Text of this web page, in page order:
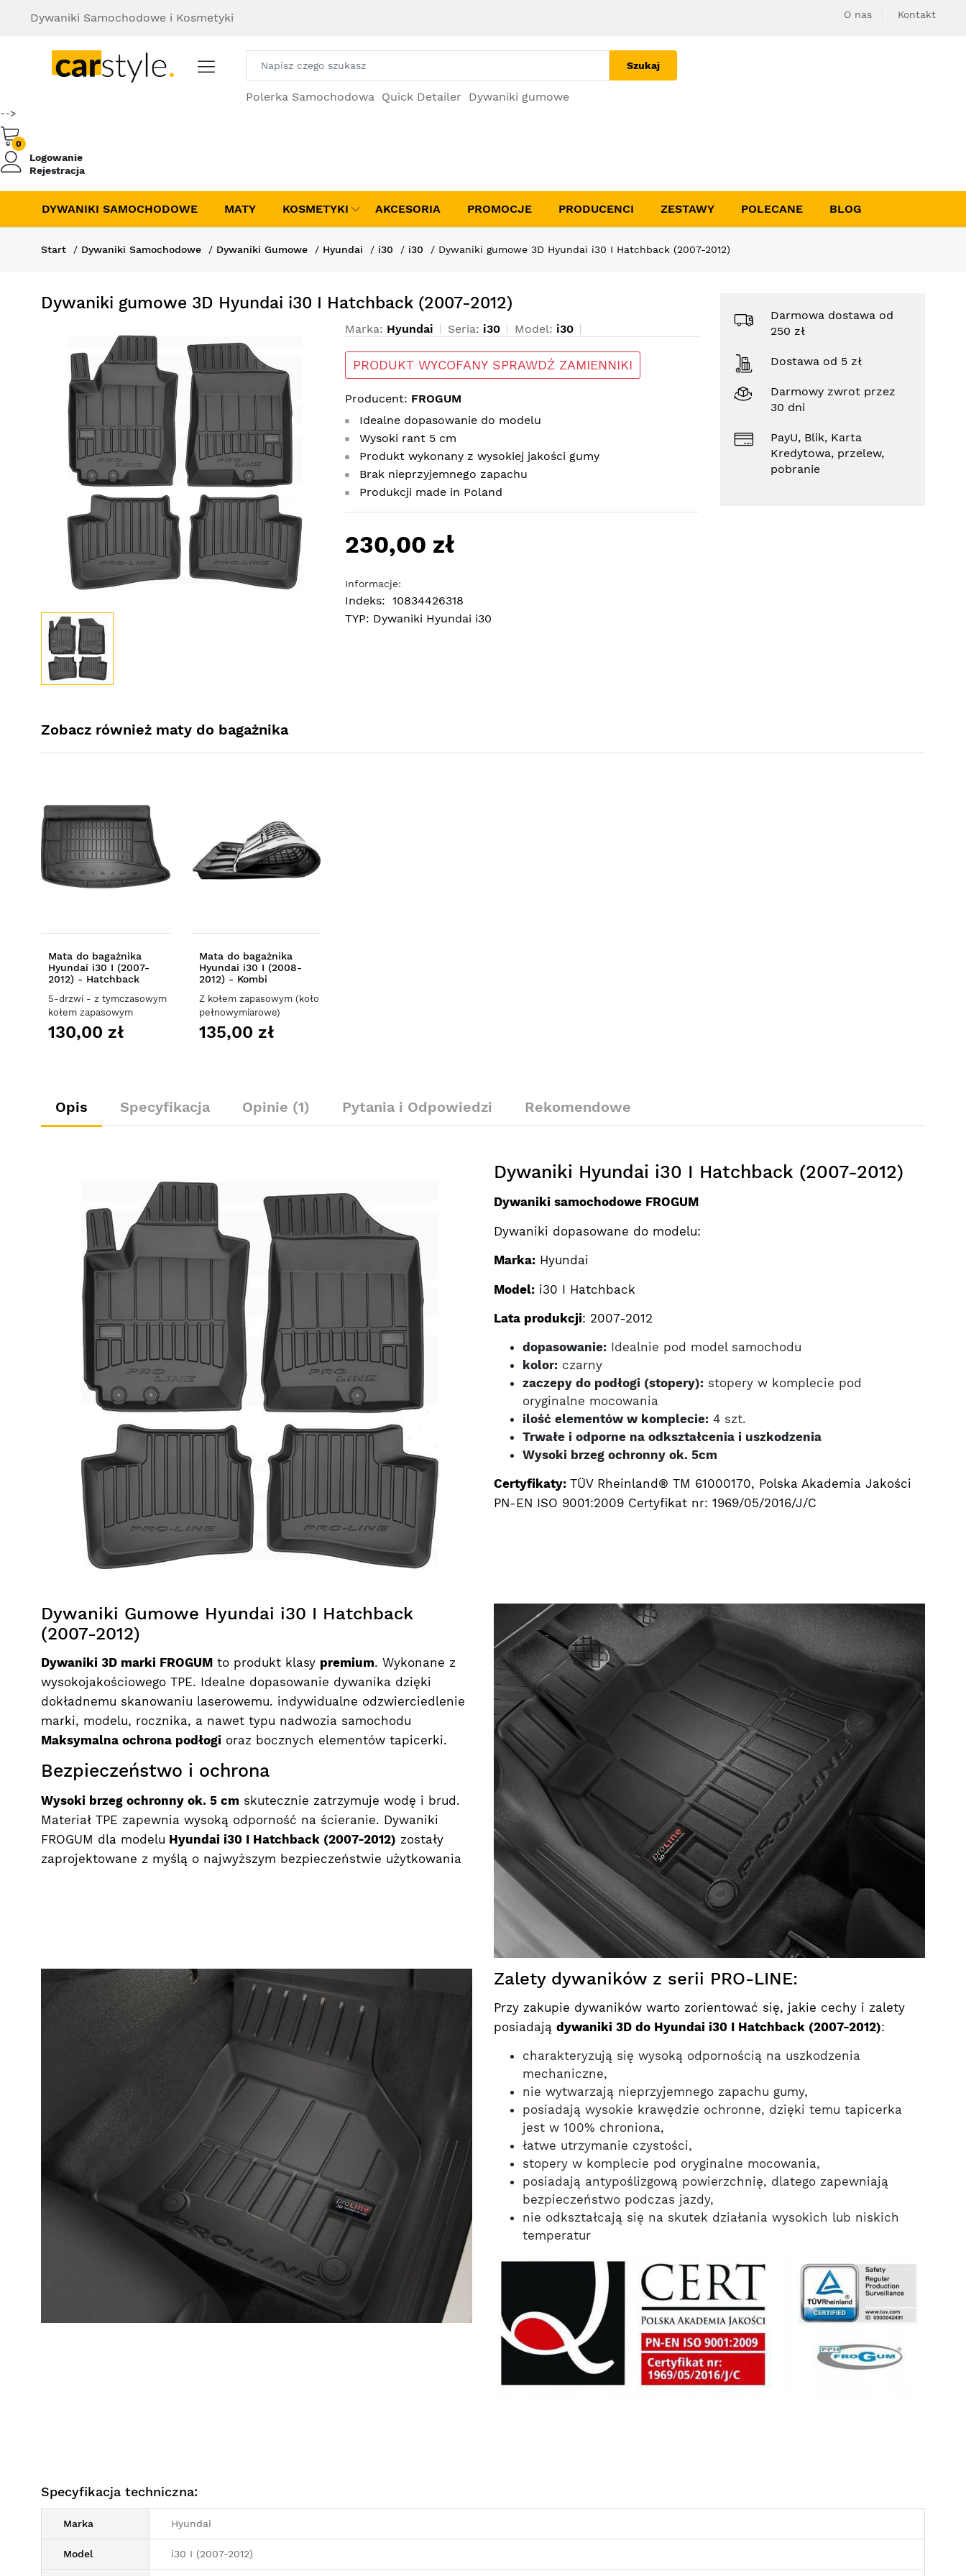
Dywaniki Samochodowe i Kosmetyki O nas Kontakt
Szukaj
Polerka Samochodowa Quick Detailer Dywaniki gumowe
-->
0
Logowanie
Rejestracja
DYWANIKI SAMOCHODOWE MATY KOSMETYKI AKCESORIA PROMOCJE PRODUCENCI ZESTAWY POLECANE BLOG
Start Dywaniki Samochodowe Dywaniki Gumowe Hyundai i30 i30 Dywaniki gumowe 3D Hyundai i30 I Hatchback (2007-2012)
Dywaniki gumowe 3D Hyundai i30 I Hatchback (2007-2012)
Marka: Hyundai Seria: i30 Model: i30
PRODUKT WYCOFANY SPRAWDŹ ZAMIENNIKI
Producent: FROGUM
Idealne dopasowanie do modelu
Wysoki rant 5 cm
Produkt wykonany z wysokiej jakości gumy
Brak nieprzyjemnego zapachu
Produkcji made in Poland
230,00 zł
Informacje:
Indeks: 10834426318
TYP: Dywaniki Hyundai i30
Darmowa dostawa od
250 zł
Dostawa od 5 zł
Darmowy zwrot przez
30 dni
PayU, Blik, Karta
Kredytowa, przelew,
pobranie
Zobacz również maty do bagażnika
Mata do bagażnika
Hyundai i30 I (2007-
2012) - Hatchback
5-drzwi - z tymczasowym
kołem zapasowym
130,00 zł
Mata do bagażnika
Hyundai i30 I (2008-
2012) - Kombi
Z kołem zapasowym (koło
pełnowymiarowe)
135,00 zł
Opis Specyfikacja Opinie (1) Pytania i Odpowiedzi Rekomendowe
Dywaniki Hyundai i30 I Hatchback (2007-2012)
Dywaniki samochodowe FROGUM
Dywaniki dopasowane do modelu:
Marka: Hyundai
Model: i30 I Hatchback
Lata produkcji: 2007-2012
dopasowanie: Idealnie pod model samochodu
kolor: czarny
zaczepy do podłogi (stopery): stopery w komplecie pod
oryginalne mocowania
ilość elementów w komplecie: 4 szt.
Trwałe i odporne na odkształcenia i uszkodzenia
Wysoki brzeg ochronny ok. 5cm
Certyfikaty: TÜV Rheinland® TM 61000170, Polska Akademia Jakości
PN-EN ISO 9001:2009 Certyfikat nr: 1969/05/2016/J/C
Dywaniki Gumowe Hyundai i30 I Hatchback
(2007-2012)
Dywaniki 3D marki FROGUM to produkt klasy premium. Wykonane z
wysokojakościowego TPE. Idealne dopasowanie dywanika dzięki
dokładnemu skanowaniu laserowemu. indywidualne odzwierciedlenie
marki, modelu, rocznika, a nawet typu nadwozia samochodu
Maksymalna ochrona podłogi oraz bocznych elementów tapicerki.
Bezpieczeństwo i ochrona
Wysoki brzeg ochronny ok. 5 cm skutecznie zatrzymuje wodę i brud.
Materiał TPE zapewnia wysoką odporność na ścieranie. Dywaniki
FROGUM dla modelu Hyundai i30 I Hatchback (2007-2012) zostały
zaprojektowane z myślą o najwyższym bezpieczeństwie użytkowania
Zalety dywaników z serii PRO-LINE:
Przy zakupie dywaników warto zorientować się, jakie cechy i zalety
posiadają dywaniki 3D do Hyundai i30 I Hatchback (2007-2012):
charakteryzują się wysoką odpornością na uszkodzenia
mechaniczne,
nie wytwarzają nieprzyjemnego zapachu gumy,
posiadają wysokie krawędzie ochronne, dzięki temu tapicerka
jest w 100% chroniona,
łatwe utrzymanie czystości,
stopery w komplecie pod oryginalne mocowania,
posiadają antypoślizgową powierzchnię, dlatego zapewniają
bezpieczeństwo podczas jazdy,
nie odkształcają się na skutek działania wysokich lub niskich
temperatur
Specyfikacja techniczna:
Marka Hyundai
Model i30 I (2007-2012)